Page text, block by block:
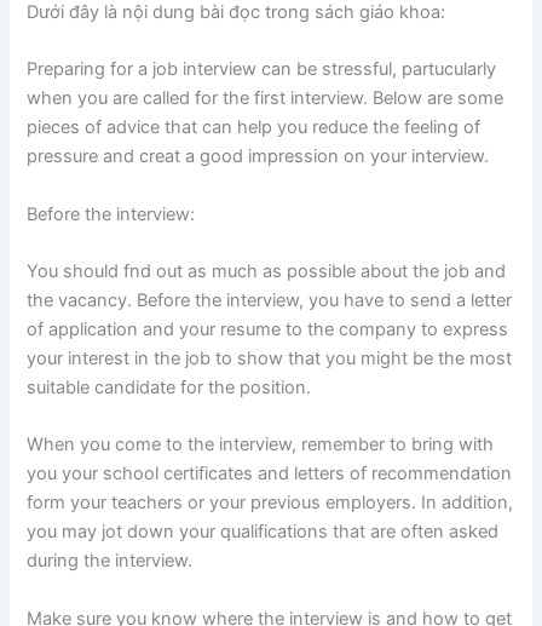
Dưới đây là nội dung bài đọc trong sách giáo khoa:
Preparing for a job interview can be stressful, partucularly
when you are called for the first interview. Below are some
pieces of advice that can help you reduce the feeling of
pressure and creat a good impression on your interview.
Before the interview:
You should fnd out as much as possible about the job and
the vacancy. Before the interview, you have to send a letter
of application and your resume to the company to express
your interest in the job to show that you might be the most
suitable candidate for the position.
When you come to the interview, remember to bring with
you your school certificates and letters of recommendation
form your teachers or your previous employers. In addition,
you may jot down your qualifications that are often asked
during the interview.
Make sure you know where the interview is and how to get